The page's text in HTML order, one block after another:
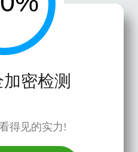
密检测
得见的实力!